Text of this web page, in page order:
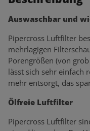
Auswaschbar und
Pipercross Luftfilter
mehrlagigen
Porengrößen (von
lässt sich sehr einfach
mehr entsorgt, das
Ölfreie Luftfilter
Pipercross Luftfilter